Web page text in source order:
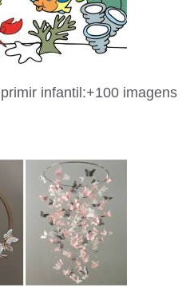
infantil:+100 imagens